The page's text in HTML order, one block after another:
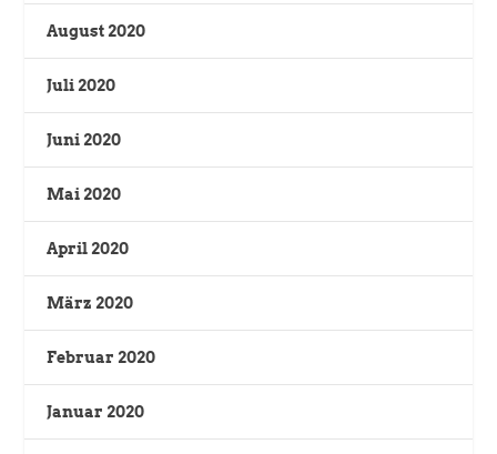
August 2020
Juli 2020
Juni 2020
Mai 2020
April 2020
März 2020
Februar 2020
Januar 2020